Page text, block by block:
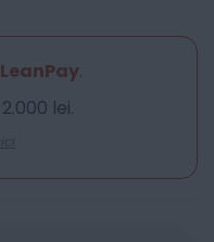
LeanPay.
lei.